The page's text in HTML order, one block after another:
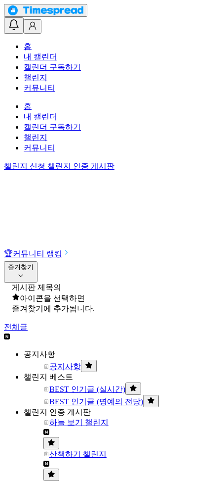
홈
내 캘린더
캘린더 구독하기
챌린지
커뮤니티
홈
내 캘린더
캘린더 구독하기
챌린지
커뮤니티
챌린지 신청 챌린지 인증 게시판
🏆커뮤니티 랭킹
즐겨찾기
게시판 제목의
아이콘을 선택하면
즐겨찾기에 추가됩니다.
전체글
공지사항
공지사항
챌린지 베스트
BEST 인기글 (실시간)
BEST 인기글 (명예의 전당)
챌린지 인증 게시판
하늘 보기 챌린지
산책하기 챌린지